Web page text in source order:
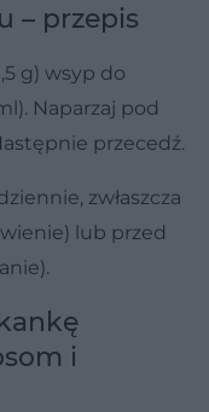
– przepis
g) wsyp do
Naparzaj pod
przecedź.
zwłaszcza
lub przed
i